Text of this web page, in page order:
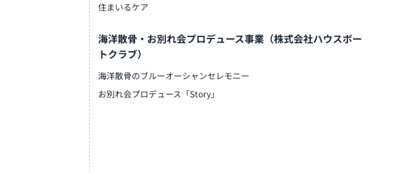
住まいるケア
海洋散骨・お別れ会プロデュース事業（株式会社ハウスボー
トクラブ）
海洋散骨のブルーオーシャンセレモニー
お別れ会プロデュース「Story」